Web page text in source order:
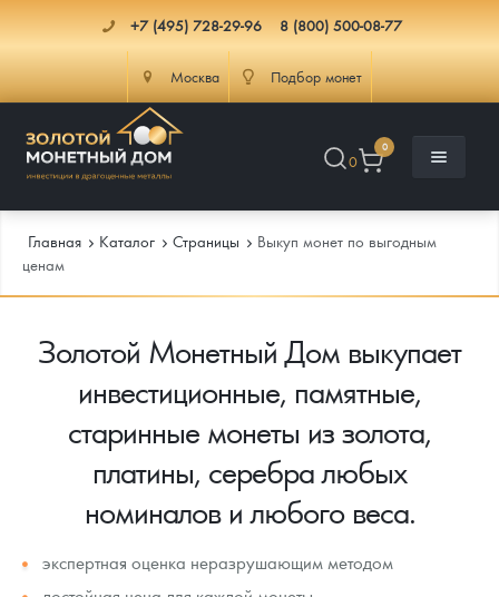
+7 (495) 728-29-96 8 (800) 500-08-77
Москва Подбор монет
0
0
Монеты Россия и СССР
Иностранные
Памятные и старинные монеты
Памятные монеты России и СССР
Монеты Царской России
Монеты стран мира после 1950г
Монеты и жетоны ЗМД
Георгий Победоносец
Подлинность монет
Клуб ЗМД
Гарантии
Подбор монет
Информация
Аналитика и события
Котировки
Главная Каталог Страницы
Выкуп монет по выгодным
ценам
Золотой Монетный Дом выкупает
инвестиционные, памятные,
старинные монеты из золота,
платины, серебра любых
номиналов и любого веса.
экспертная оценка неразрушающим методом